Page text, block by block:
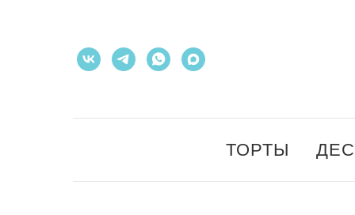
ТОРТЫ